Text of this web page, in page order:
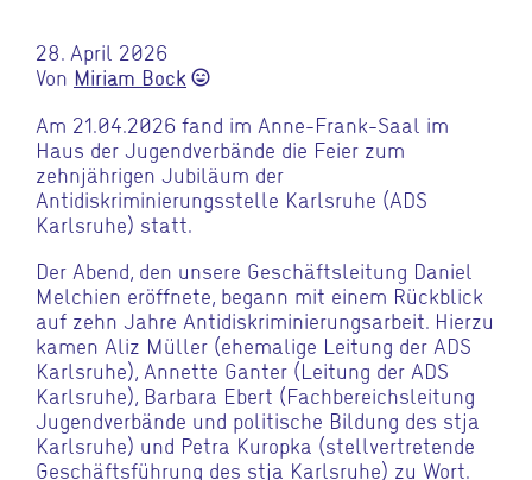
28. April 2026
Von Miriam Bock sentiment_very_satisfied
Am 21.04.2026 fand im Anne-Frank-Saal im
Haus der Jugendverbände die Feier zum
zehnjährigen Jubiläum der
Antidiskriminierungsstelle Karlsruhe (ADS
Karlsruhe) statt.
Der Abend, den unsere Geschäftsleitung Daniel
Melchien eröffnete, begann mit einem Rückblick
auf zehn Jahre Antidiskriminierungsarbeit. Hierzu
kamen Aliz Müller (ehemalige Leitung der ADS
Karlsruhe), Annette Ganter (Leitung der ADS
Karlsruhe), Barbara Ebert (Fachbereichsleitung
Jugendverbände und politische Bildung des stja
Karlsruhe) und Petra Kuropka (stellvertretende
Geschäftsführung des stja Karlsruhe) zu Wort.